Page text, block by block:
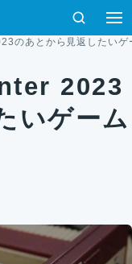
検索
のあとから見返したいゲ
2023
いゲーム